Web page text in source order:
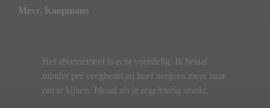
Mevr. Koopmans
Het abonnement is echt voordelig. Ik betaal
minder per veegbeurt en hoef nergens meer naar
om te kijken. Ideaal als je regelmatig stookt.